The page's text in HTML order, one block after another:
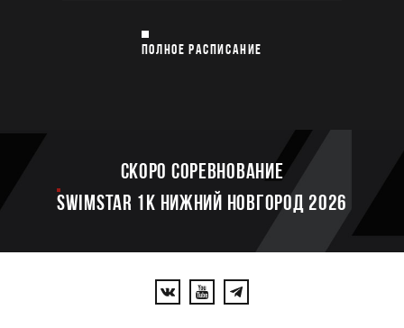
ПОЛНОЕ РАСПИСАНИЕ
Скоро соревнование
SWIMSTAR 1K НИЖНИЙ НОВГОРОД 2026